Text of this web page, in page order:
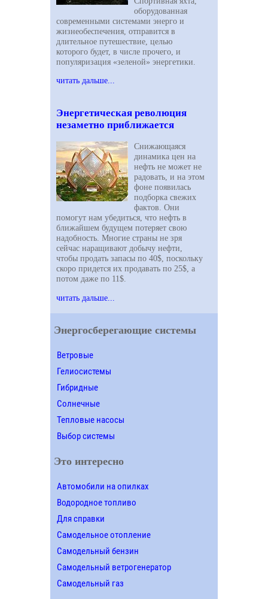
оборудованная
современными системами энерго и
жизнеобеспечения, отправится в
длительное путешествие, целью
которого будет, в числе прочего, и
популяризация «зеленой» энергетики.
читать дальше...
Энергетическая революция
незаметно приближается
Снижающаяся
динамика цен на
нефть не может не
радовать, и на этом
фоне появилась
подборка свежих
фактов. Они
помогут нам убедиться, что нефть в
ближайшем будущем потеряет свою
надобность. Многие страны не зря
сейчас наращивают добычу нефти,
чтобы продать запасы по 40$, поскольку
скоро придется их продавать по 25$, а
потом даже по 11$.
читать дальше...
Энергосберегающие системы
Ветровые
Гелиосистемы
Гибридные
Солнечные
Тепловые насосы
Выбор системы
Это интересно
Автомобили на опилках
Водородное топливо
Для справки
Самодельное отопление
Самодельный бензин
Самодельный ветрогенератор
Самодельный газ